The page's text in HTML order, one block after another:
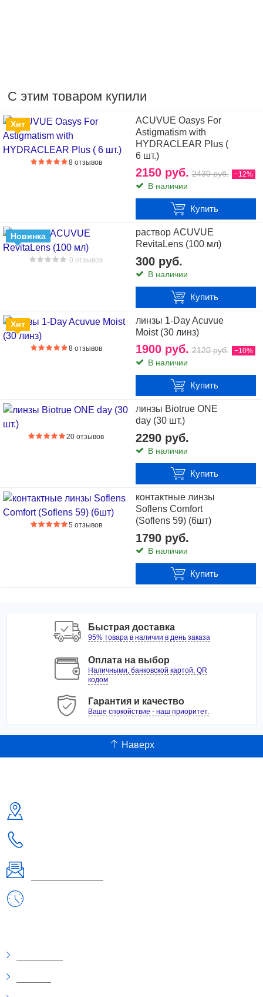
0 отзывов
контактные линзы MyDay Daily Disposable 90 линз
Купить
С этим товаром купили
8 отзывов
Хит
ACUVUE Oasys For
Astigmatism with
HYDRACLEAR Plus (
6 шт.)
2150 руб. 2430 руб. −12%
В наличии
Купить
0 отзывов
Новинка
раствор ACUVUE
RevitaLens (100 мл)
300 руб.
В наличии
Купить
8 отзывов
Хит
линзы 1-Day Acuvue
Moist (30 линз)
1900 руб. 2120 руб. −10%
В наличии
Купить
20 отзывов
линзы Biotrue ONE
day (30 шт.)
2290 руб.
В наличии
Купить
5 отзывов
контактные линзы
Soflens Comfort
(Soflens 59) (6шт)
1790 руб.
В наличии
Купить
Быстрая доставка
95% товара в наличии в день заказа
Оплата на выбор
Наличными, банковской картой, QR
кодом
Гарантия и качество
Ваше спокойствие - наш приоритет.
Наверх